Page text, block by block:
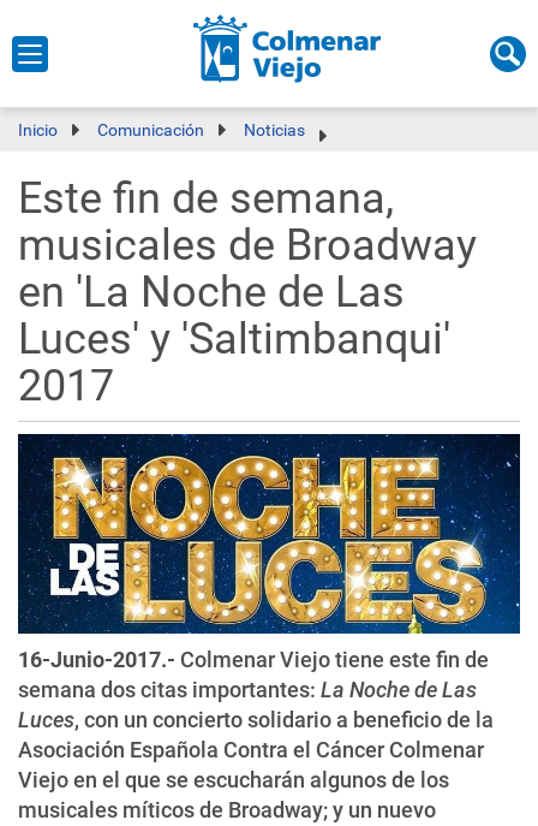
Inicio Comunicación Noticias
Este fin de semana,
musicales de Broadway
en 'La Noche de Las
Luces' y 'Saltimbanqui'
2017
16-Junio-2017.- Colmenar Viejo tiene este fin de
semana dos citas importantes: La Noche de Las
Luces, con un concierto solidario a beneficio de la
Asociación Española Contra el Cáncer Colmenar
Viejo en el que se escucharán algunos de los
musicales míticos de Broadway; y un nuevo